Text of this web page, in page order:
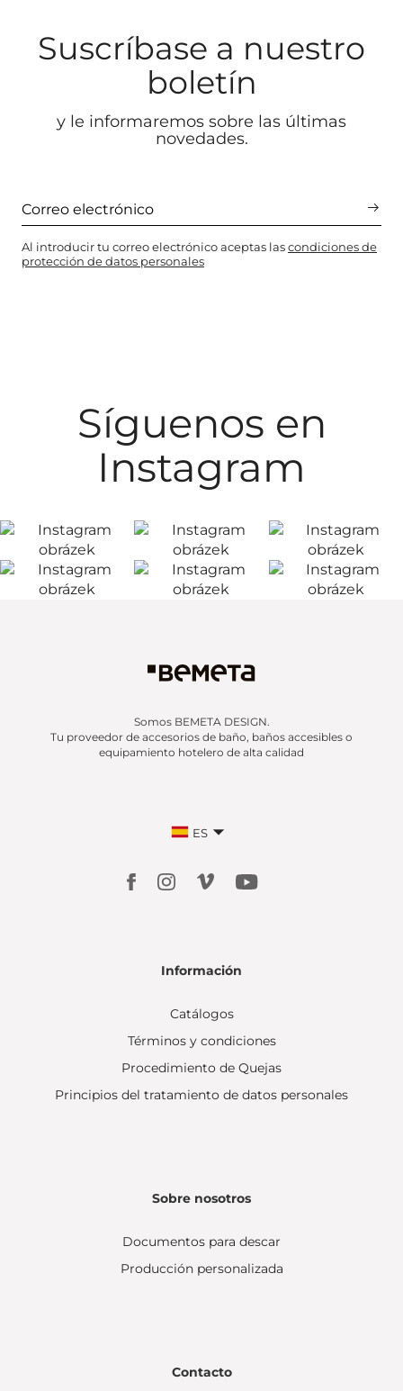
Suscríbase a nuestro
boletín
y le informaremos sobre las últimas
novedades.
Al introducir tu correo electrónico aceptas lascondiciones de
protección de datos personales
Síguenos en
Instagram
Somos BEMETA DESIGN.
Tu proveedor de accesorios de baño, baños accesibles o
equipamiento hotelero de alta calidad
ES
Información
Catálogos
Términos y condiciones
Procedimiento de Quejas
Principios del tratamiento de datos personales
Sobre nosotros
Documentos para descar
Producción personalizada
Contacto